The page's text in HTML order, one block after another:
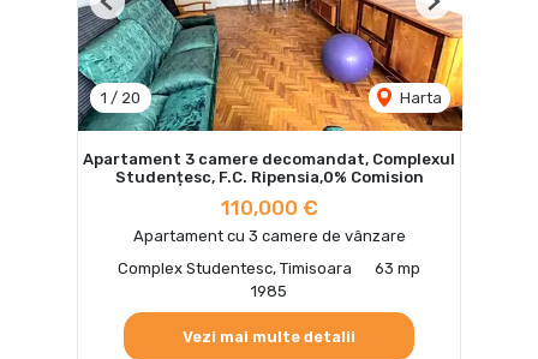
1 / 20 Harta
Previous Next
Apartament 3 camere decomandat, Complexul
Studențesc, F.C. Ripensia,0% Comision
110,000 €
Apartament cu 3 camere de vânzare
Complex Studentesc, Timisoara
63 mp
1985
Vezi mai multe detalii